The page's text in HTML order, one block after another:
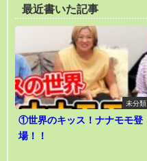
最近書いた記事
未分類
①世界のキッス！ナナモモ登
場！！